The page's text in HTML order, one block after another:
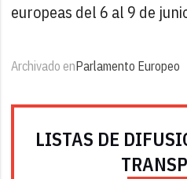
europeas del 6 al 9 de
Archivado enParlamento Europeo
LISTAS DE